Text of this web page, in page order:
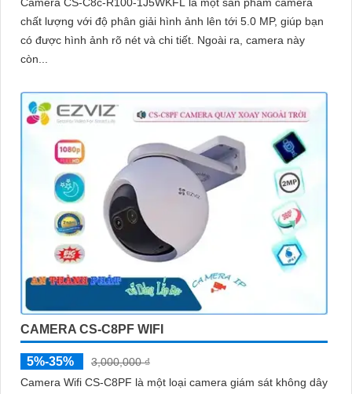
chất lượng với độ phân giải hình ảnh lên tới 5.0 MP, giúp bạn
có được hình ảnh rõ nét và chi tiết. Ngoài ra, camera này
còn...
CAMERA CS-C8PF WIFI
5%-35%
3,000,000 ₫
Camera Wifi CS-C8PF là một loại camera giám sát không dây